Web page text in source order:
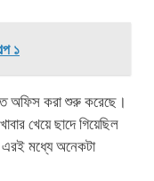
১
অফিস করা শুরু করেছে।
খেয়ে ছাদে গিয়েছিল
মধ্যে অনেকটা